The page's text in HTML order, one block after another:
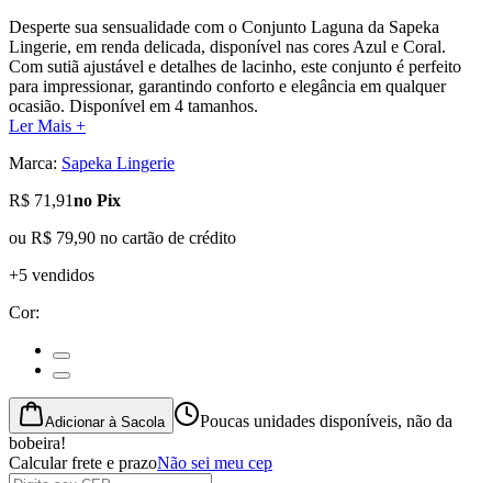
Desperte sua sensualidade com o Conjunto Laguna da Sapeka
Lingerie, em renda delicada, disponível nas cores Azul e Coral.
Com sutiã ajustável e detalhes de lacinho, este conjunto é perfeito
para impressionar, garantindo conforto e elegância em qualquer
ocasião. Disponível em 4 tamanhos.
Ler Mais +
Marca: Sapeka Lingerie
R$ 71,91no Pix
ou R$ 79,90 no cartão de crédito
+5 vendidos
Cor:
Adicionar à Sacola
Poucas unidades disponíveis, não da
bobeira!
Calcular frete e prazoNão sei meu cep